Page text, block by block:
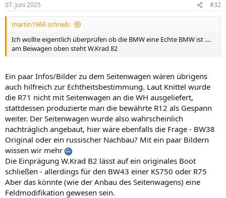
07. Juni 2025 #32
martin1966 schrieb:
Ich wollte eigentlich überprüfen ob die BMW eine Echte BMW ist ....
am Beiwagen oben steht W.Krad 82
Ein paar Infos/Bilder zu dem Seitenwagen wären übrigens
auch hilfreich zur Echtheitsbestimmung. Laut Knittel wurde
die R71 nicht mit Seitenwagen an die WH ausgeliefert,
stattdessen produzierte man die bewährte R12 als Gespann
weiter. Der Seitenwagen wurde also wahrscheinlich
nachträglich angebaut, hier wäre ebenfalls die Frage - BW38
Original oder ein russischer Nachbau? Mit ein paar Bildern
wissen wir mehr
Die Einprägung W.Krad B2 lässt auf ein originales Boot
schließen - allerdings für den BW43 einer KS750 oder R75
Aber das könnte (wie der Anbau des Seitenwagens) eine
Feldmodifikation gewesen sein.